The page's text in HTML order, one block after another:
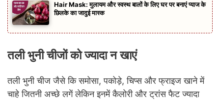
Hair Mask: मुलायम और स्वस्थ बालों के लिए घर पर बनाएं प्याज के
छिलके का जादुई मास्क
तली भुनी चीजों को ज्यादा न खाएं
तली भुनी चीज जैसे कि समोसा, पकोड़े, चिप्स और फ्राइज खाने में
चाहे जितनी अच्छे लगें लेकिन इनमें कैलोरी और ट्रांस फैट ज्यादा